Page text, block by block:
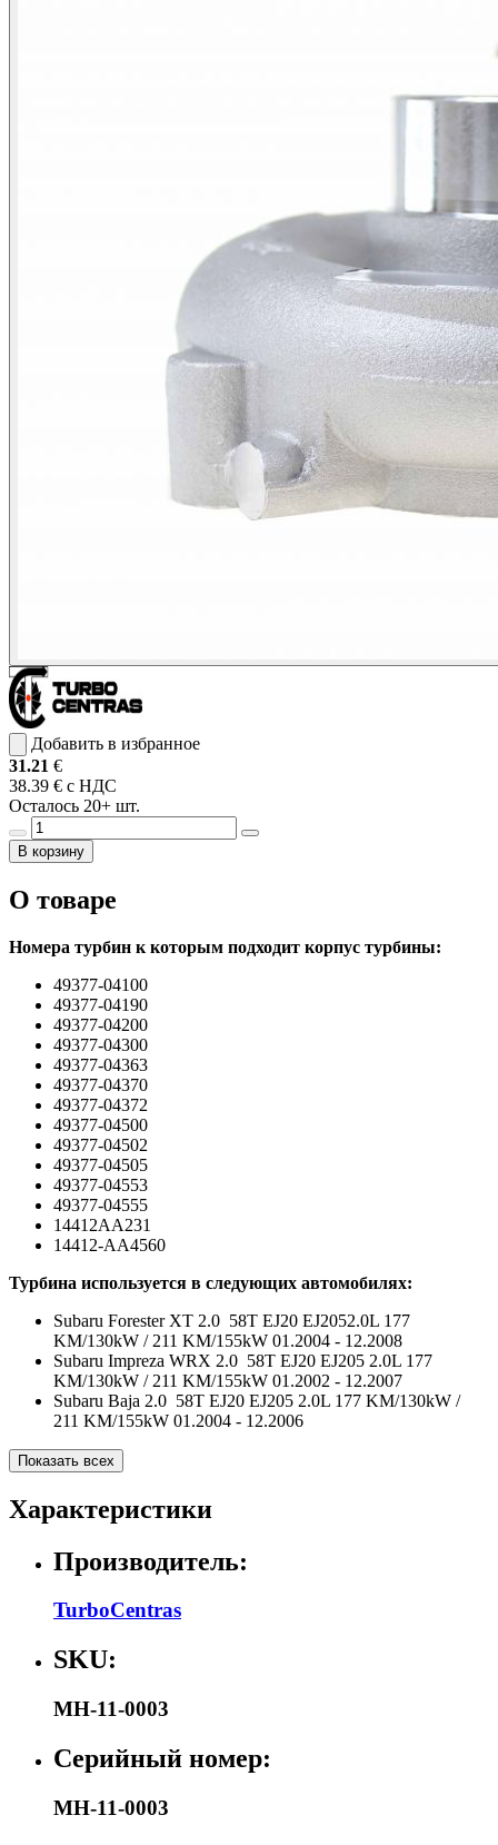
Добавить в избранное
31.21 €
38.39 € с НДС
Осталось 20+ шт.
В корзину
О товаре
Номера турбин к которым подходит корпус турбины:
49377-04100
49377-04190
49377-04200
49377-04300
49377-04363
49377-04370
49377-04372
49377-04500
49377-04502
49377-04505
49377-04553
49377-04555
14412AA231
14412-AA4560
Турбина используется в следующих автомобилях:
Subaru Forester XT 2.0 58T EJ20 EJ2052.0L 177
KM/130kW / 211 KM/155kW 01.2004 - 12.2008
Subaru Impreza WRX 2.0 58T EJ20 EJ205 2.0L 177
KM/130kW / 211 KM/155kW 01.2002 - 12.2007
Subaru Baja 2.0 58T EJ20 EJ205 2.0L 177 KM/130kW /
211 KM/155kW 01.2004 - 12.2006
Показать всех
Характеристики
Производитель:
TurboCentras
SKU:
MH-11-0003
Серийный номер:
MH-11-0003